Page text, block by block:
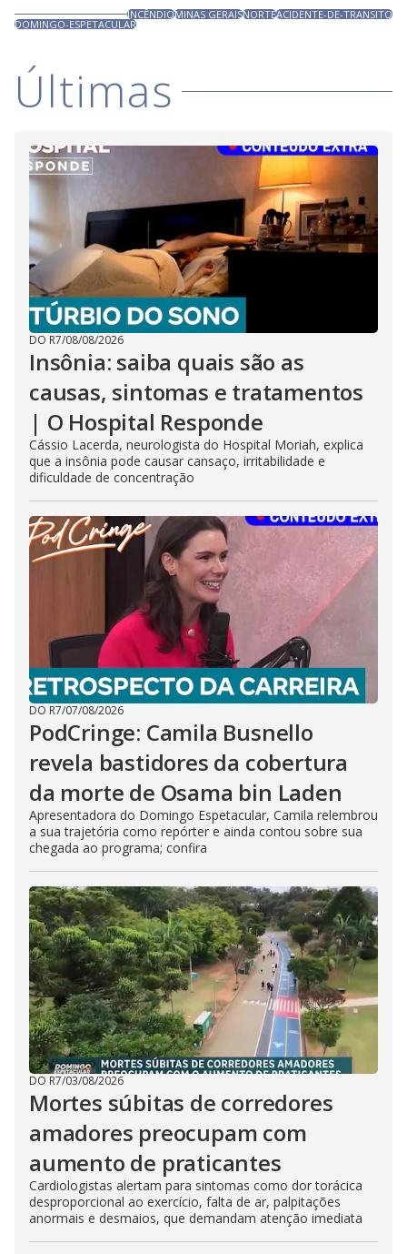
INCÊNDIOMINAS GERAISNORTEACIDENTE-DE-TRANSITO
DOMINGO-ESPETACULAR
Últimas
DO R7/08/08/2026
Insônia: saiba quais são as
causas, sintomas e tratamentos
| O Hospital Responde
Cássio Lacerda, neurologista do Hospital Moriah, explica
que a insônia pode causar cansaço, irritabilidade e
dificuldade de concentração
DO R7/07/08/2026
PodCringe: Camila Busnello
revela bastidores da cobertura
da morte de Osama bin Laden
Apresentadora do Domingo Espetacular, Camila relembrou
a sua trajetória como repórter e ainda contou sobre sua
chegada ao programa; confira
DO R7/03/08/2026
Mortes súbitas de corredores
amadores preocupam com
aumento de praticantes
Cardiologistas alertam para sintomas como dor torácica
desproporcional ao exercício, falta de ar, palpitações
anormais e desmaios, que demandam atenção imediata